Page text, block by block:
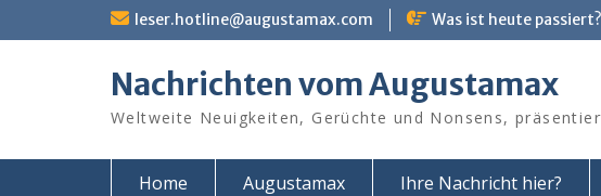
leser.hotline@augustamax.com Was ist heute passiert?
Nachrichten vom Augustamax
Weltweite Neuigkeiten, Gerüchte und Nonsens,
Home Augustamax Ihre Nachricht hier?